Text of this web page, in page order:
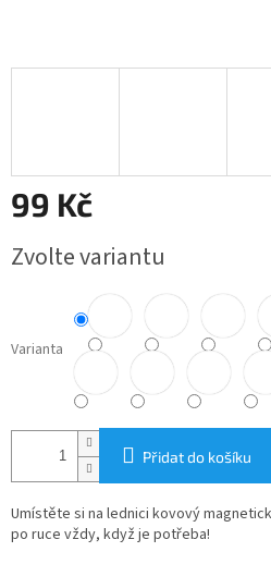
99 Kč
cena:
Zvolte variantu
Varianta
Přidat do košíku
Umístěte si na lednici kovový
po ruce vždy, když je potřeba!